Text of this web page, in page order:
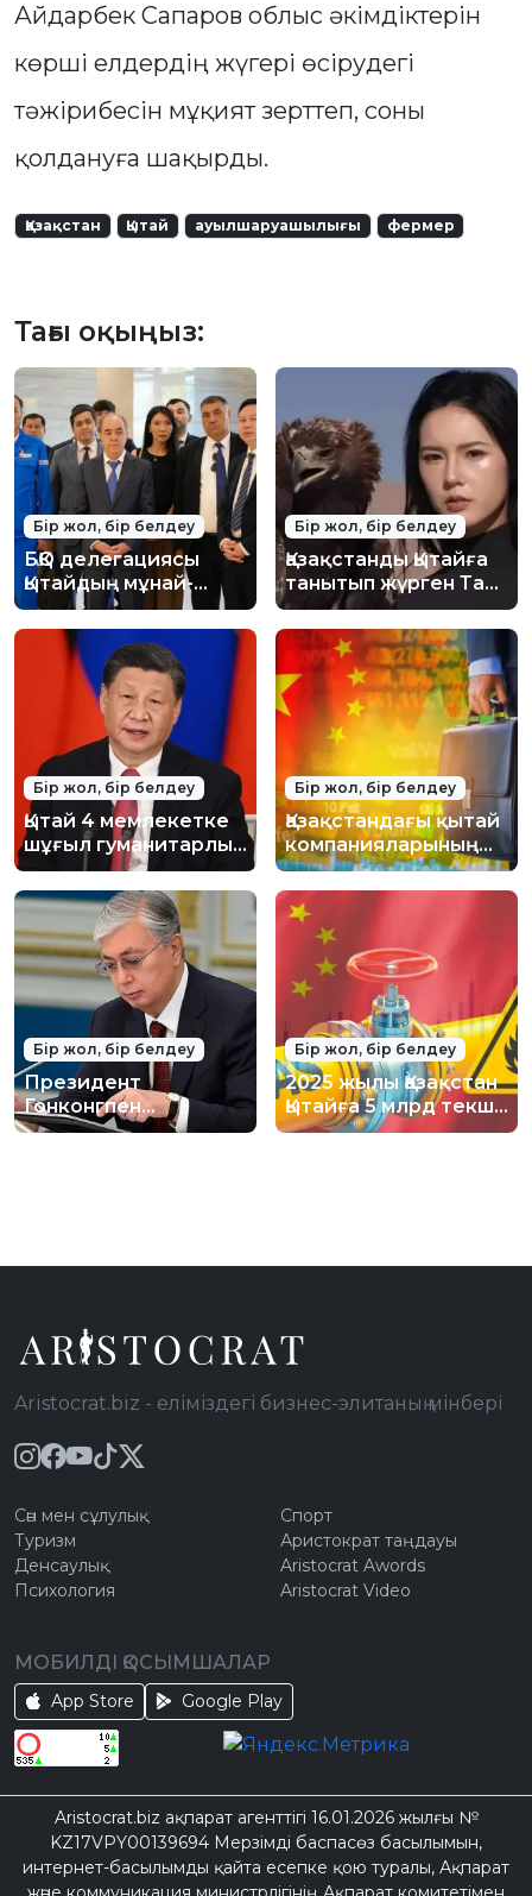
Айдарбек Сапаров облыс әкімдіктерін
көрші елдердің жүгері өсірудегі
тәжірибесін мұқият зерттеп, соны
қолдануға шақырды.
Қазақстан Қытай ауылшаруашылығы фермер
Тағы оқыңыз:
Бір жол, бір белдеу
БҚО делегациясы
Қытайдың мұнай-
химия өндірісіндегі
озық
технологияларымен
танысты
Бір жол, бір белдеу
Қазақстанды Қытайға
танытып жүрген Тао
Минсю кім? Қытайлық
блогер не үшін
"Достық" орденін
алды?
Бір жол, бір белдеу
Қытай 4 мемлекетке
шұғыл гуманитарлық
көмек көрсетуге
шешім қабылдады
Бір жол, бір белдеу
Қазақстандағы қытай
компанияларының
саны бір жылда 3
мыңға артты
Бір жол, бір белдеу
Президент
Гонконгпен
құқықтық көмек
Бір жол, бір белдеу
2025 жылы Қазақстан
Қытайға 5 млрд текше
метр газ
Aristocrat.biz - еліміздегі бизнес-элитаның мінбері
Сән мен сұлулық
Туризм
Денсаулық
Психология
Спорт
Аристократ таңдауы
Aristocrat Awords
Aristocrat Video
МОБИЛДІ ҚОСЫМШАЛАР
App Store Google Play
Aristocrat.biz ақпарат агенттігі 16.01.2026 жылғы №
KZ17VPY00139694 Мерзімді баспасөз басылымын,
интернет-басылымды қайта есепке қою туралы, Ақпарат